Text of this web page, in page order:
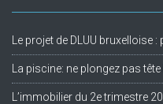
Le projet de DLUU bruxelloise
La piscine: ne plongez pas
L’immobilier du 2e trimestre